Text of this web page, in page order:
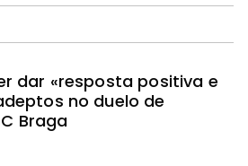
dar «resposta positiva e
no duelo de
Braga